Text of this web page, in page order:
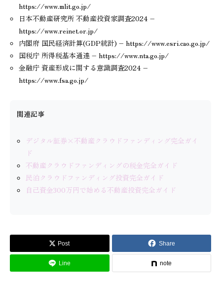
https://www.mlit.go.jp/
日本不動産研究所 不動産投資家調査2024 –
https://www.reinet.or.jp/
内閣府 国民経済計算(GDP統計) – https://www.esri.cao.go.jp/
国税庁 所得税基本通達 – https://www.nta.go.jp/
金融庁 資産形成に関する意識調査2024 –
https://www.fsa.go.jp/
関連記事
デジタル証券×不動産クラウドファンディング完全ガイ
ド
不動産クラウドファンディングの税金完全ガイド
民泊クラウドファンディング投資完全ガイド
自己資金300万円で始める不動産投資完全ガイド
Post Share
Line note